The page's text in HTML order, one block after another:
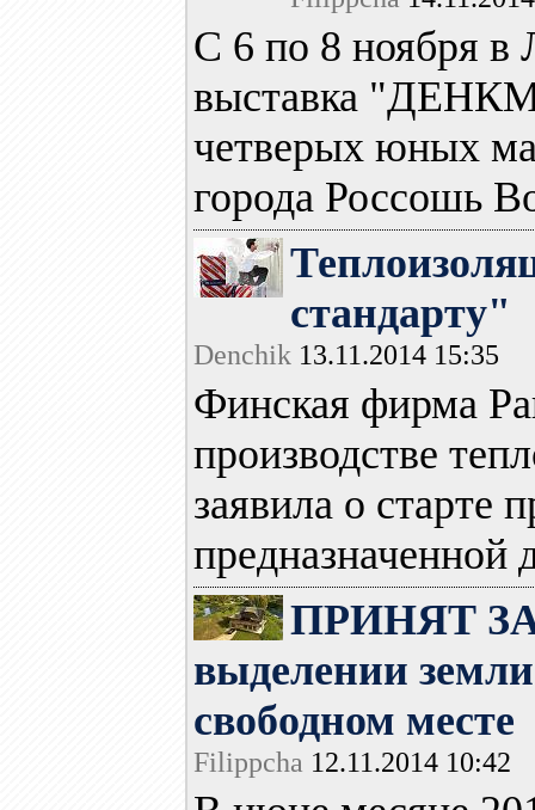
С 6 по 8 ноября в
выставка
четверых юных
города Россошь
стандарту"
Denchik 13.11.2014 15:35
Финская фирма
производстве
заявила о старте
предназначенной
ПРИНЯТ
выделении
свободном месте
Filippcha 12.11.2014 10:42